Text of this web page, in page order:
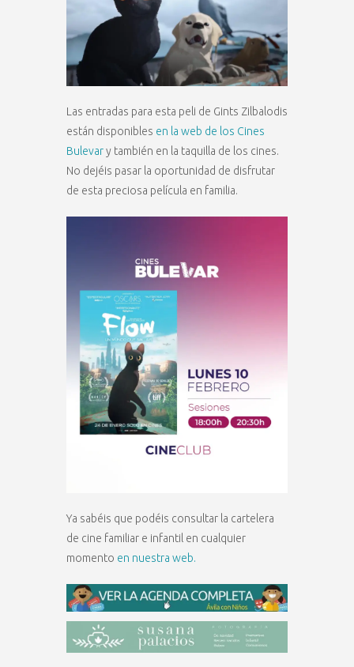
Las entradas para esta peli de Gints Zilbalodis
están disponibles en la web de los Cines
Bulevary también en la taquilla de los cines.
No dejéis pasar la oportunidad de disfrutar
de esta preciosa película en familia.
Ya sabéis que podéis consultar la cartelera
de cine familiar e infantil en cualquier
momento en nuestra web.